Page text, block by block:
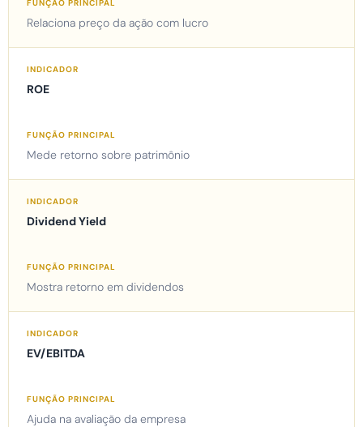
Relaciona preço da ação com lucro
ROE
Mede retorno sobre patrimônio
Dividend Yield
Mostra retorno em dividendos
EV/EBITDA
Ajuda na avaliação da empresa